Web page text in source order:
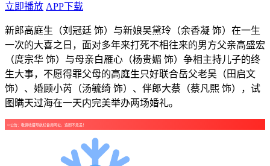
立即播放 APP下载
新郎高庭生（刘冠廷 饰）与新娘吴黛玲（余香凝 饰）在一生
一次的大喜之日，面对多年来打死不相往来的男方父亲高盛宏
（庹宗华 饰）与母亲白雁心（杨贵媚 饰）争相主持儿子的终
生大事，不愿得罪父母的高庭生只好联合岳父老吴（田启文
饰）、婚顾小芮（汤毓绮 饰）、伴郎大蔡（蔡凡熙 饰），试
图瞒天过海在一天内完美举办两场婚礼。
☺公告：敬请收藏导航栏备用网址，追剧不走丢！